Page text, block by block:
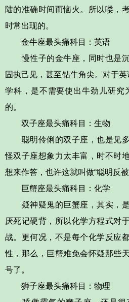
陆的准确时间而恼火。所以喽，
时常出现的。
金牛座最头痛科目：英语
慢性子的金牛座，同时也是沉
固执己见，甚至钻牛角尖。对于英
学科，是不需要使出牛劲儿研究
的。
双子座最头痛科目：生物
聪明伶俐的双子座，也是见多
怪双子座想象力太丰富，时不时
想来作答，也许这就叫做“聪明反被
巨蟹座最头痛科目：化学
疑神疑鬼的巨蟹座，其实，是
厌死记硬背，所以化学方程式对
战。更何况，不是每个化学反应
性，那么，巨蟹难免会怀疑那些
号了。
狮子座最头痛科目：物理